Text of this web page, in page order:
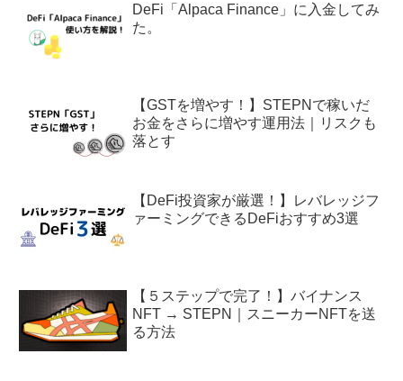
DeFi「Alpaca Finance」に入金してみ
た。
【GSTを増やす！】STEPNで稼いだ
お金をさらに増やす運用法｜リスクも
落とす
【DeFi投資家が厳選！】レバレッジフ
ァーミングできるDeFiおすすめ3選
【５ステップで完了！】バイナンス
NFT → STEPN｜スニーカーNFTを送
る方法